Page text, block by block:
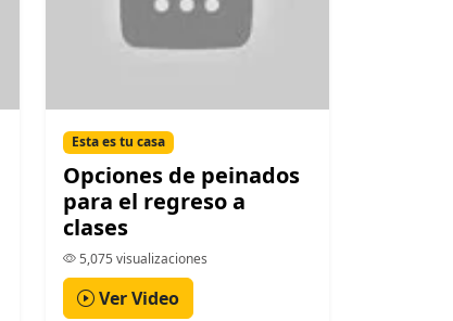
Esta es tu casa
Opciones de peinados
para el regreso a
clases
5,075 visualizaciones
Ver Video